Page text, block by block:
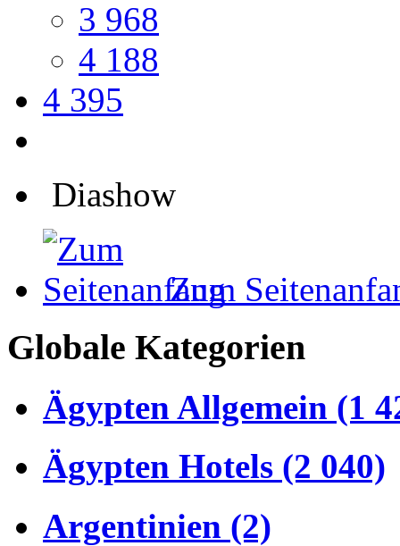
3 968
4 188
4 395
Diashow
Zum
Globale Kategorien
Ägypten Allgemein (1
Ägypten Hotels (2 040)
Argentinien (2)